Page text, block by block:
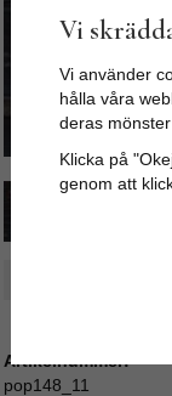
Artikelnummer:
pop148_11
Vi
Vi använder
hålla våra
deras
Klicka på
genom att